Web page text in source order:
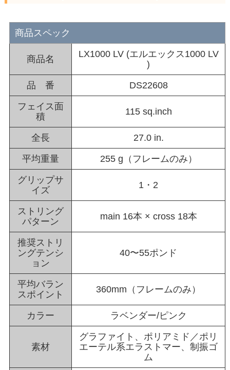
商品スペック
商品名
LX1000 LV (エルエックス1000 LV
)
品 番 DS22608
フェイス面
積
115 sq.inch
全長 27.0 in.
平均重量 255 g（フレームのみ）
グリップサ
イズ
1・2
ストリング
パターン
main 16本 × cross 18本
推奨ストリ
ングテンシ
ョン
40〜55ポンド
平均バラン
スポイント
360mm（フレームのみ）
カラー ラベンダー/ピンク
素材
グラファイト、ポリアミド／ポリ
エーテル系エラストマー、制振ゴ
ム